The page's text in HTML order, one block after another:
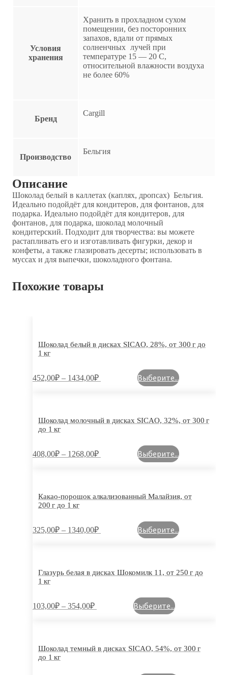
Условия
хранения
Хранить в прохладном сухом
помещении, без посторонних
запахов, вдали от прямых
солненчных лучей при
температуре 15 — 20 С,
относительной влажности воздуха
не более 60%
Бренд
Cargill
Производство
Бельгия
Описание
Шоколад белый в каллетах (каплях, дропсах) Бельгия.
Идеально подойдёт для кондитеров, для фонтанов, для
подарка. Идеально подойдёт для кондитеров, для
фонтанов, для подарка, шоколад молочный
кондитерский. Подходит для творчества: вы можете
растапливать его и изготавливать фигурки, декор и
конфеты, а также глазировать десерты; использовать в
муссах и для выпечки, шоколадного фонтана.
Похожие товары
Шоколад белый в дисках SICAO, 28%, от 300 г до
1 кг
452,00₽ – 1434,00₽ Выберите...
Шоколад молочный в дисках SICAO, 32%, от 300 г
до 1 кг
408,00₽ – 1268,00₽ Выберите...
Какао-порошок алкализованный Малайзия, от
200 г до 1 кг
325,00₽ – 1340,00₽ Выберите...
Глазурь белая в дисках Шокомилк 11, от 250 г до
1 кг
103,00₽ – 354,00₽ Выберите...
Шоколад темный в дисках SICAO, 54%, от 300 г
до 1 кг